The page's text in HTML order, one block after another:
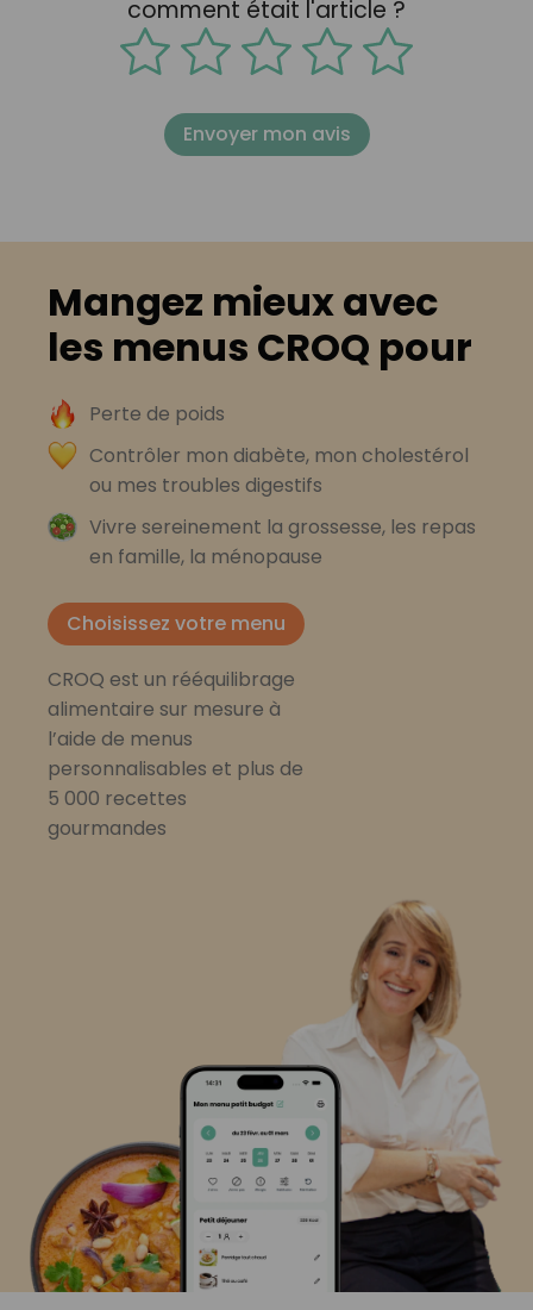
comment était l'article ?
Envoyer mon avis
Mangez mieux avec
les menus CROQ pour
Perte de poids
Contrôler mon diabète, mon cholestérol
ou mes troubles digestifs
Vivre sereinement la grossesse, les repas
en famille, la ménopause
Choisissez votre menu
CROQ est un rééquilibrage
alimentaire sur mesure à
l’aide de menus
personnalisables et plus de
5 000 recettes
gourmandes